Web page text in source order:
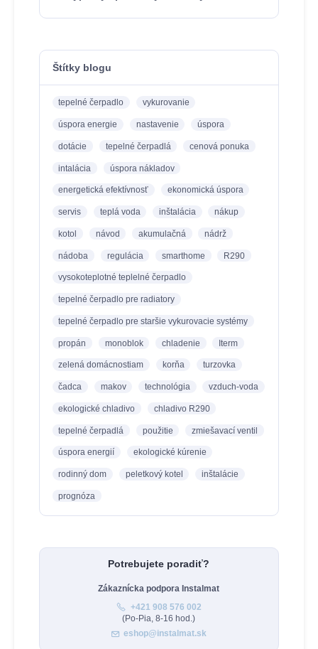
Štítky blogu
tepelné čerpadlo vykurovanie
úspora energie nastavenie úspora
dotácie tepelné čerpadlá cenová ponuka
intalácia úspora nákladov
energetická efektívnosť ekonomická úspora
servis teplá voda inštalácia nákup
kotol návod akumulačná nádrž
nádoba regulácia smarthome R290
vysokoteplotné teplelné čerpadlo
tepelné čerpadlo pre radiatory
tepelné čerpadlo pre staršie vykurovacie systémy
propán monoblok chladenie Iterm
zelená domácnostiam korňa turzovka
čadca makov technológia vzduch-voda
ekologické chladivo chladivo R290
tepelné čerpadlá použitie zmiešavací ventil
úspora energií ekologické kúrenie
rodinný dom peletkový kotel inštalácie
prognóza
Potrebujete poradiť?
Zákaznícka podpora Instalmat
+421 908 576 002
(Po-Pia, 8-16 hod.)
eshop@instalmat.sk